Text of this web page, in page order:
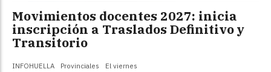
Movimientos docentes 2027: inicia
inscripción a Traslados Definitivo y
Transitorio
INFOHUELLA Provinciales El viernes